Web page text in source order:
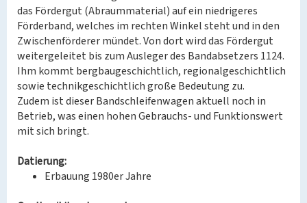
das Fördergut (Abraummaterial) auf ein niedrigeres
Förderband, welches im rechten Winkel steht und in den
Zwischenförderer mündet. Von dort wird das Fördergut
weitergeleitet bis zum Ausleger des Bandabsetzers 1124.
Ihm kommt bergbaugeschichtlich, regionalgeschichtlich
sowie technikgeschichtlich große Bedeutung zu.
Zudem ist dieser Bandschleifenwagen aktuell noch in
Betrieb, was einen hohen Gebrauchs- und Funktionswert
mit sich bringt.
Datierung:
Erbauung 1980er Jahre